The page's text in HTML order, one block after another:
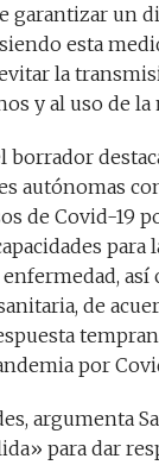
garantizar un
esta
la
y al uso de la
borrador
autónomas
de Covid-19
para
así
de
por
argumenta
para dar